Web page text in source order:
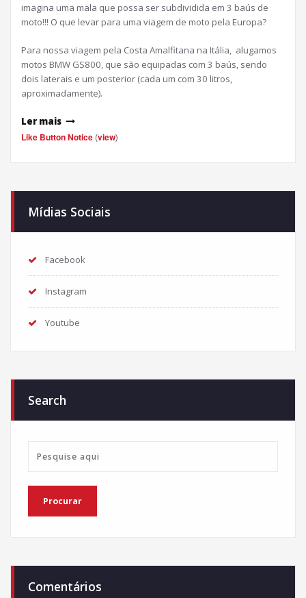
imagina uma mala que possa ser subdividida em 3 baús de
moto!!! O que levar para uma viagem de moto pela Europa?
Para nossa viagem pela Costa Amalfitana na Itália, alugamos
motos BMW GS800, que são equipadas com 3 baús, sendo
dois laterais e um posterior (cada um com 30 litros,
aproximadamente).
Ler mais
Like Button Notice (view)
Mídias Sociais
Facebook
Instagram
Youtube
Search
Comentários